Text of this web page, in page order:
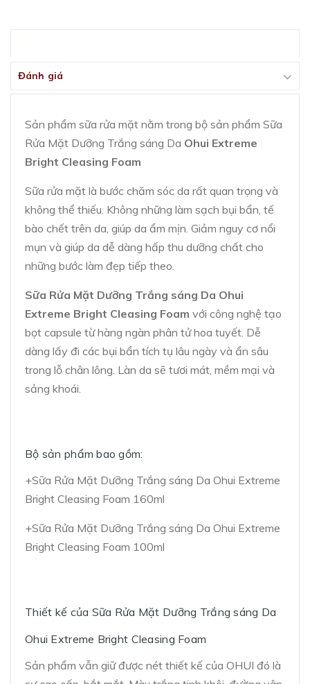
Đánh giá
Sản phẩm sữa rửa mặt nằm trong bộ sản phẩm Sữa
Rửa Mặt Dưỡng Trắng sáng Da Ohui Extreme
Bright Cleasing Foam
Sữa rửa mặt là bước chăm sóc da rất quan trọng và
không thể thiếu. Không những làm sạch bụi bẩn, tế
bào chết trên da, giúp da ẩm mịn. Giảm nguy cơ nổi
mụn và giúp da dễ dàng hấp thu dưỡng chất cho
những bước làm đẹp tiếp theo.
Sữa Rửa Mặt Dưỡng Trắng sáng Da Ohui
Extreme Bright Cleasing Foam với công nghệ tạo
bọt capsule từ hàng ngàn phân tử hoa tuyết. Dễ
dàng lấy đi các bụi bẩn tích tụ lâu ngày và ẩn sâu
trong lỗ chân lông. Làn da sẽ tươi mát, mềm mại và
sảng khoái.
Bộ sản phẩm bao gồm:
+Sữa Rửa Mặt Dưỡng Trắng sáng Da Ohui Extreme
Bright Cleasing Foam 160ml
+Sữa Rửa Mặt Dưỡng Trắng sáng Da Ohui Extreme
Bright Cleasing Foam 100ml
Thiết kế của Sữa Rửa Mặt Dưỡng Trắng sáng Da
Ohui Extreme Bright Cleasing Foam
Sản phẩm vẫn giữ được nét thiết kế của OHUI đó là